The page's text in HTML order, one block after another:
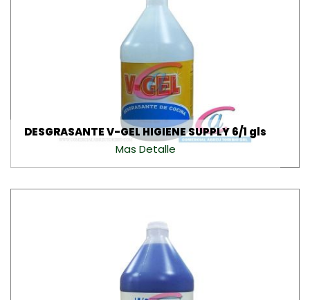
DESGRASANTE V-GEL HIGIENE SUPPLY 6/1 gls
Mas Detalle